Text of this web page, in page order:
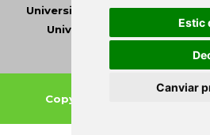
Estic
Canviar
Universitat Rovira i Virgili•
Universitat de València•
Universitat Central
Copyright © 2026